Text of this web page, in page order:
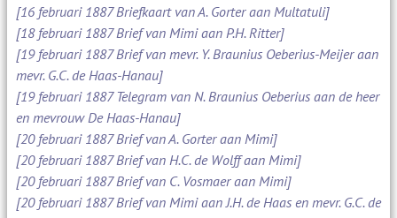
[16 februari 1887 Briefkaart van A. Gorter aan Multatuli]
[18 februari 1887 Brief van Mimi aan P.H. Ritter]
[19 februari 1887 Brief van mevr. Y. Braunius Oeberius-Meijer aan
mevr. G.C. de Haas-Hanau]
[19 februari 1887 Telegram van N. Braunius Oeberius aan de heer
en mevrouw De Haas-Hanau]
[20 februari 1887 Brief van A. Gorter aan Mimi]
[20 februari 1887 Brief van H.C. de Wolff aan Mimi]
[20 februari 1887 Brief van C. Vosmaer aan Mimi]
[20 februari 1887 Brief van Mimi aan J.H. de Haas en mevr. G.C. de